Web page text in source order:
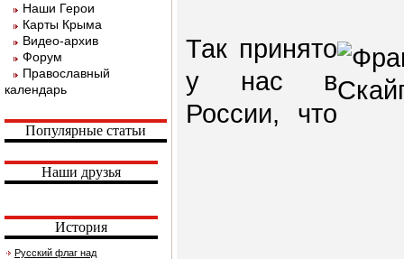
Наши Герои
Карты Крыма
Видео-архив
Форум
Православный
календарь
Популярные статьи
Наши друзья
История
Русский флаг над
Так принято
у нас в
России, что